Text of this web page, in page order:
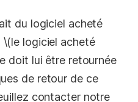
du logiciel acheté
\(le logiciel acheté
doit lui être retournée
de retour de ce
contacter notre